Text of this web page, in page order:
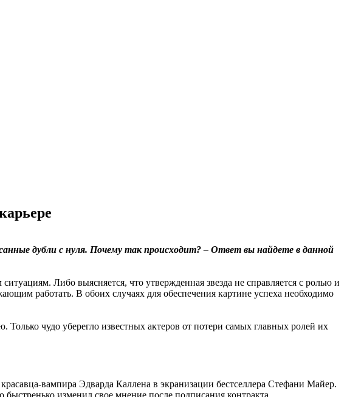
дубли с нуля. Почему так происходит? – Ответ вы найдете в данной
Либо выясняется, что утвержденная звезда не справляется с ролью и
работать. В обоих случаях для обеспечения картине успеха необходимо
Только чудо уберегло известных актеров от потери самых главных ролей их
вампира Эдварда Каллена в экранизации бестселлера Стефани Майер.